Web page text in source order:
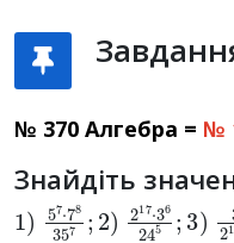
№ 370 Алгебра = №
Знайдіть
1) 57⋅7 8357;2 217 ⋅